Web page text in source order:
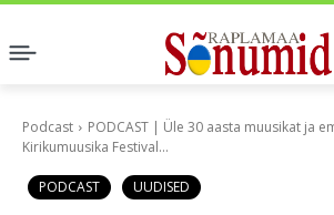
Podcast
PODCAST | Üle 30 aasta muusikat ja
Kirikumuusika Festival...
PODCAST UUDISED